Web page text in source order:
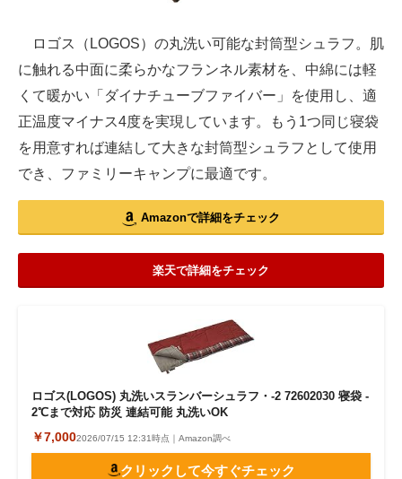
ロゴス（LOGOS）の丸洗い可能な封筒型シュラフ。肌
に触れる中面に柔らかなフランネル素材を、中綿には軽
くて暖かい「ダイナチューブファイバー」を使用し、適
正温度マイナス4度を実現しています。もう1つ同じ寝袋
を用意すれば連結して大きな封筒型シュラフとして使用
でき、ファミリーキャンプに最適です。
Amazonで詳細をチェック
楽天で詳細をチェック
ロゴス(LOGOS) 丸洗いスランバーシュラフ・-2 72602030 寝袋 -
2℃まで対応 防災 連結可能 丸洗いOK
￥7,0002026/07/15 12:31時点｜Amazon調べ
クリックして今すぐチェック